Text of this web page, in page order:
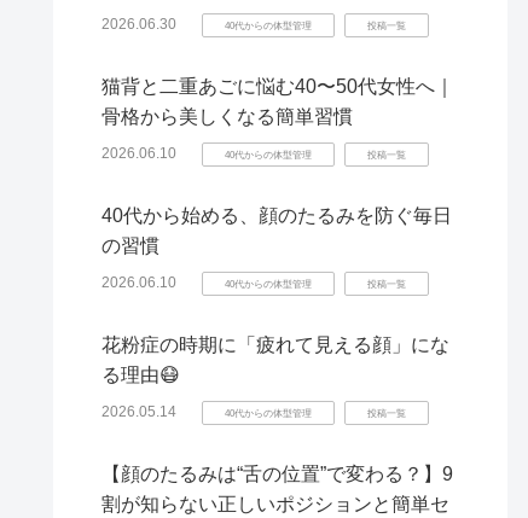
2026.06.30 40代からの体型管理 投稿一覧
猫背と二重あごに悩む40〜50代女性へ｜
骨格から美しくなる簡単習慣
2026.06.10 40代からの体型管理 投稿一覧
40代から始める、顔のたるみを防ぐ毎日
の習慣
2026.06.10 40代からの体型管理 投稿一覧
花粉症の時期に「疲れて見える顔」にな
る理由😷
2026.05.14 40代からの体型管理 投稿一覧
【顔のたるみは“舌の位置”で変わる？】9
割が知らない正しいポジションと簡単セ